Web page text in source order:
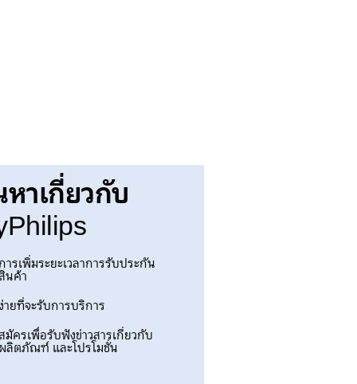
าเกี่ยวกับ
ารเพิ่มระยะเวลาการรับประกัน
นค้า
ายที่จะรับการบริการ
มัครเพื่อรับฟังข่าวสารเกี่ยวกับ
ลิตภัณฑ์ และโปรโมชั่น